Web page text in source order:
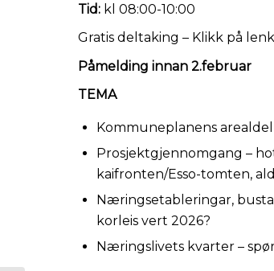
Tid: kl 08:00-10:00
Gratis deltaking – Klikk på
Påmelding innan 2.februar
TEMA
Kommuneplanens
Prosjektgjennomgang –
kaifronten/Esso-tomten,
Næringsetableringar,
korleis vert 2026?
Næringslivets kvarter –